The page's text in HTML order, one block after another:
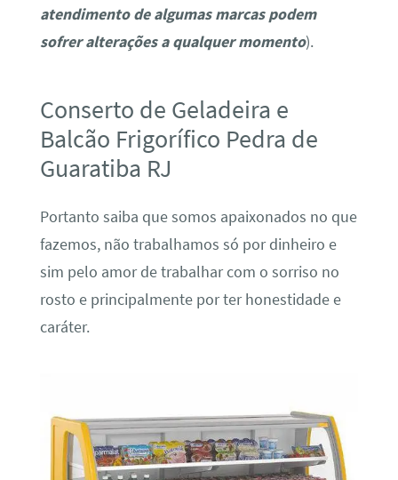
atendimento de algumas marcas podem
sofrer alterações a qualquer momento).
Conserto de Geladeira e
Balcão Frigorífico Pedra de
Guaratiba RJ
Portanto saiba que somos apaixonados no que
fazemos, não trabalhamos só por dinheiro e
sim pelo amor de trabalhar com o sorriso no
rosto e principalmente por ter honestidade e
caráter.